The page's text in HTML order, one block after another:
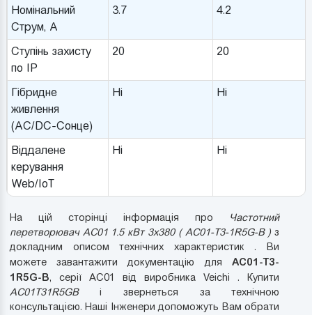
Номінальний
Струм, A
3.7 4.2
Ступінь захисту
по IP
20 20
Гібридне
живлення
(AC/DC-Сонце)
Ні Ні
Віддалене
керування
Web/IoT
Ні Ні
На цій сторінці інформація про
Частотний
перетворювач AC01 1.5 кВт 3x380 ( AC01-T3-1R5G-B ) з
докладним описом технічних характеристик . Ви
можете завантажити документацію дляAC01-T3-
1R5G-B, серії AC01 від виробника Veichi . Купити
AC01T31R5GBі звернеться за технічною
консультацією. Наші Інженери допоможуть Вам обрати